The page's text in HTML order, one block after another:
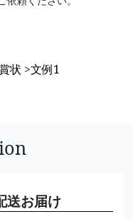
状 >文例1
送お届け